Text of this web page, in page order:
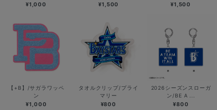
¥1,000 ¥1,500 ¥1,500
【+B】/サガラワッペ
ン
¥1,000
タオルクリップ/プライ
マリー
¥800
2026シーズンスローガ
ン/BE A ...
¥800